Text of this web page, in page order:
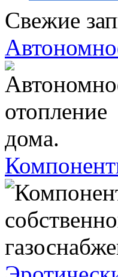
Свежие